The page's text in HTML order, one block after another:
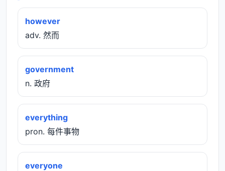
however
adv. 然而
government
n. 政府
everything
pron. 每件事物
everyone